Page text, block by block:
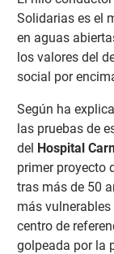
Solidarias es el
en aguas
los valores del
social por
Según ha
las pruebas de
del Hospital
primer proyecto
tras más de 50
más
centro de
golpeada por la